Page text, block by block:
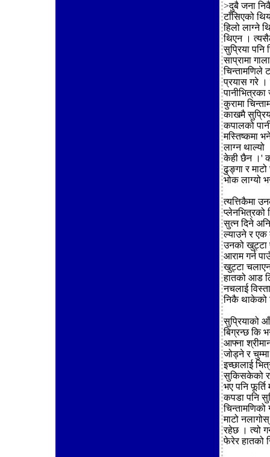
>दुबै जना
टाँसिएको
हिलो लाग्ने
थिएन ।
सुप्रिया पनि
साप्रामा
चिन्तामणिले
प्रयास गरे
कुरामा
काखमै
कपालको
मस्तिष्कमा
लाग्न
केही छैन ।'
ढुङ्गा र
भोक लाग्यो
त्यत्तिकैमा
प्लेनभित्रको
सुत्न दिने
ल्याउने र एक
उनको खुट्टा
आराम गर्न
खुट्टा
हातको आड
नचलाई
निकै थाकेको
सुप्रियाको
बिग्रन्छ कि
आफ्ना
जोड्ने र
इच्छालाई
सुकिसकेको
भए पनि
कपडा पनि
माटो
रहेछ । त्यो
फेरेर हातको